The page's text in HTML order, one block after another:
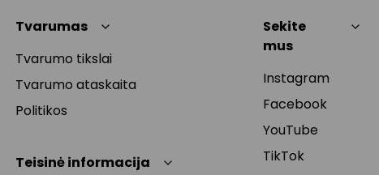
Tvarumas
Tvarumo tikslai
Tvarumo ataskaita
Politikos
Teisinė informacija
Sekite
mus
Instagram
Facebook
YouTube
TikTok